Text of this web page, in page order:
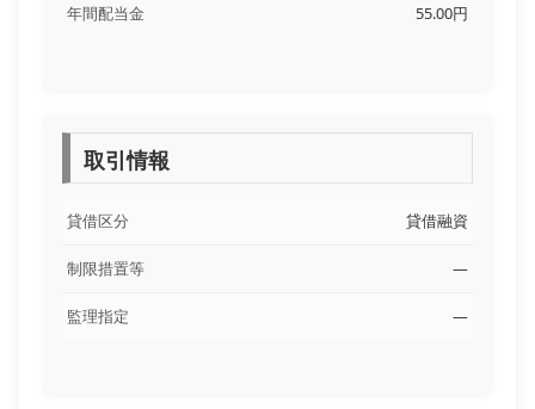
年間配当金 55.00円
取引情報
貸借区分 貸借融資
制限措置等 ―
監理指定 ―